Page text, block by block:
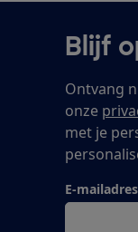
Blijf
Ontvang
onze
met je
E-mailadres